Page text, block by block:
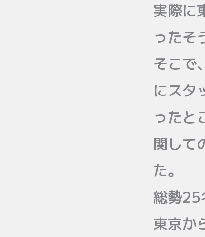
実際に
ったそ
そこで
にスタ
ったと
関して
た。
総勢25
東京か